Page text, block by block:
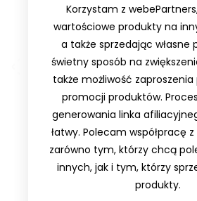
Korzystam z
wartościowe produkty na
a także sprzedając własne
świetny sposób na
także możliwość
promocji produktów.
generowania linka
łatwy. Polecam współpracę
zarówno tym, którzy chcą
innych, jak i tym, którzy
produkty.